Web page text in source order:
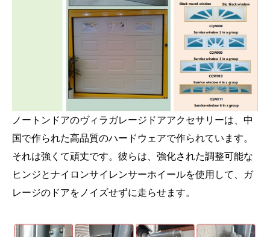
ノートンドアのヴィラガレージドアアクセサリーは、中
国で作られた高品質のハードウェアで作られています。
それは強くて頑丈です。彼らは、強化された調整可能な
ヒンジとナイロンサイレンサーホイールを使用して、ガ
レージのドアをノイズせずに走らせます。